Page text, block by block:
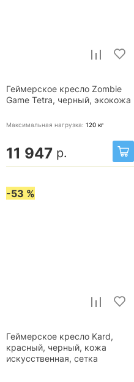
Геймерское кресло Zombie
Game Tetra, черный, экокожа
Максимальная нагрузка: 120 кг
11 947 р.
-53 %
Геймерское кресло Kard,
красный, черный, кожа
искусственная, сетка